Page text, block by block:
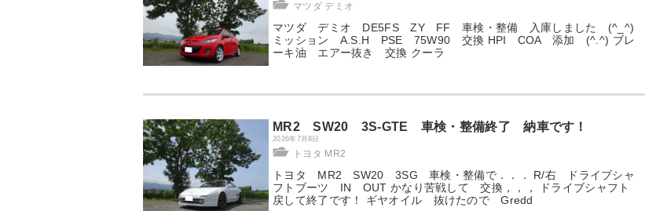
マツダ デミオ
マツダ デミオ DE5FS ZY FF 車検・整備 入庫しました (^_^)
ミッション A.S.H PSE 75W90 交換 HPI COA 添加 (^.^) ブレ
ーキ油 エアー抜き 交換 クーラ
MR2 SW20 3S-GTE 車検・整備終了 納車です！
2026年7月8日
トヨタ MR2
トヨタ MR2 SW20 3SG 車検・整備で．．． R/右 ドライブシャ
フトブーツ IN OUT かなり苦戦して 交換，，， ドライブシャフト
戻して終了です！ ギヤオイル 抜けたので Gredd